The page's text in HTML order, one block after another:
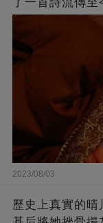
2023/08/03
歷史上真實的